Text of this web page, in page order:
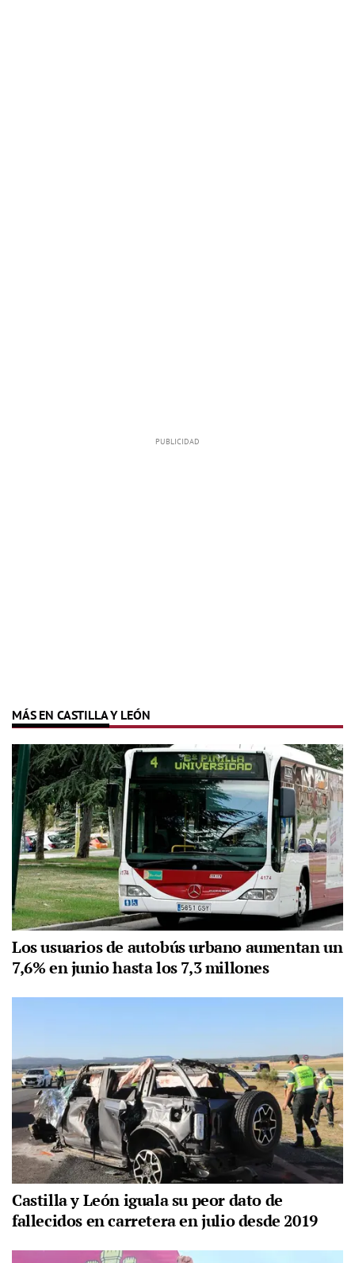
MÁS EN CASTILLA Y LEÓN
Los usuarios de autobús urbano aumentan un
7,6% en junio hasta los 7,3 millones
Castilla y León iguala su peor dato de
fallecidos en carretera en julio desde 2019